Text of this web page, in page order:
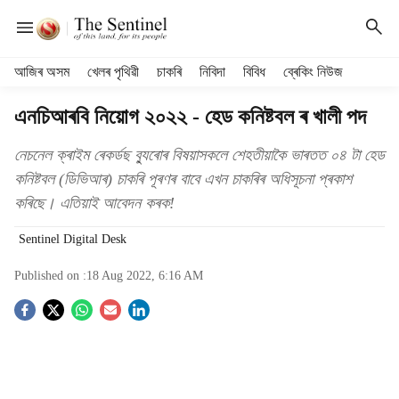
আজিৰ অসম খেলৰ পৃথিৱী চাকৰি নিবিদা বিবিধ ব্ৰেকিং নিউজ
এনচিআৰবি নিয়োগ ২০২২ - হেড কনিষ্টবল ৰ খালী পদ
নেচনেল ক্ৰাইম ৰেকৰ্ডছ ব্যুৰোৰ বিষয়াসকলে শেহতীয়াকৈ ভাৰতত ০৪ টা হেড
কনিষ্টবল (ডিভিআৰ) চাকৰি পূৰণৰ বাবে এখন চাকৰিৰ অধিসূচনা প্ৰকাশ
কৰিছে। এতিয়াই আবেদন কৰক!
Sentinel Digital Desk
Published on :18 Aug 2022, 6:16 AM
S